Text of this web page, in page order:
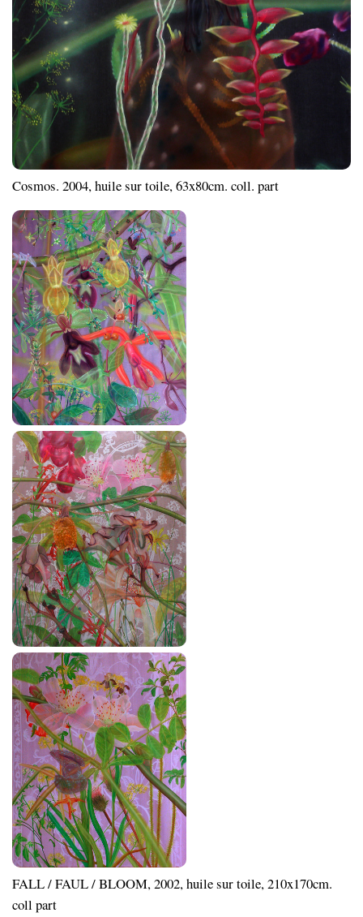
Cosmos. 2004, huile sur toile, 63x80cm. coll. part
FALL / FAUL / BLOOM, 2002, huile sur toile, 210x170cm.
coll part